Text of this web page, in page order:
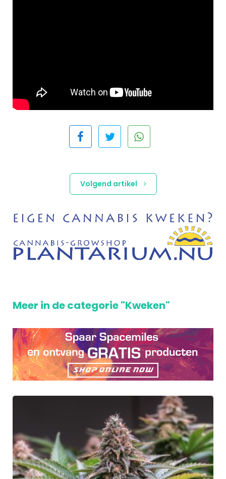
Volgend artikel
Meer in de categorie "Kweken"